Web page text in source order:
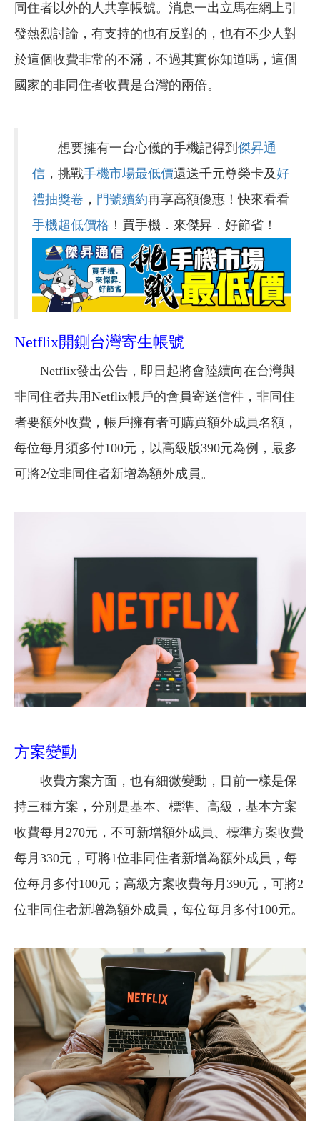
同住者以外的人共享帳號。消息一出立馬在網上引
發熱烈討論，有支持的也有反對的，也有不少人對
於這個收費非常的不滿，不過其實你知道嗎，這個
國家的非同住者收費是台灣的兩倍。
想要擁有一台心儀的手機記得到 傑昇通
信 ，挑戰手機市場最低價還送千元尊榮卡及好
禮抽獎卷 ， 門號續約再享高額優惠！快來看看
手機超低價格 ！買手機．來傑昇．好節省！
Netflix開鍘台灣寄生帳號
Netflix發出公告，即日起將會陸續向在台灣與
非同住者共用Netflix帳戶的會員寄送信件，非同住
者要額外收費，帳戶擁有者可購買額外成員名額，
每位每月須多付100元，以高級版390元為例，最多
可將2位非同住者新增為額外成員。
方案變動
收費方案方面，也有細微變動，目前一樣是保
持三種方案，分別是基本、標準、高級，基本方案
收費每月270元，不可新增額外成員、標準方案收費
每月330元，可將1位非同住者新增為額外成員，每
位每月多付100元；高級方案收費每月390元，可將2
位非同住者新增為額外成員，每位每月多付100元。